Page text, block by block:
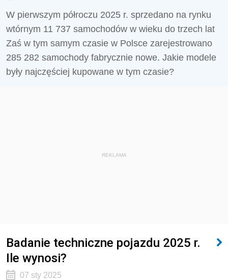
W pierwszym półroczu 2025 r. sprzedano na rynku
wtórnym 11 737 samochodów w wieku do trzech lat
Zaś w tym samym czasie w Polsce zarejestrowano
285 282 samochody fabrycznie nowe. Jakie modele
były najczęściej kupowane w tym czasie?
REKLAMA
Badanie techniczne pojazdu 2025 r.
Ile wynosi?
07 sty 2025